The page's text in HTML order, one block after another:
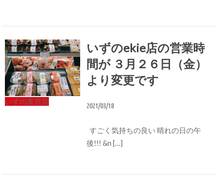
いずの直営店
いずのekie店の営業時
間が ３月２６日（金）
より変更です
2021/03/18
すごく気持ちの良い 晴れの日の午
後!!! &n […]